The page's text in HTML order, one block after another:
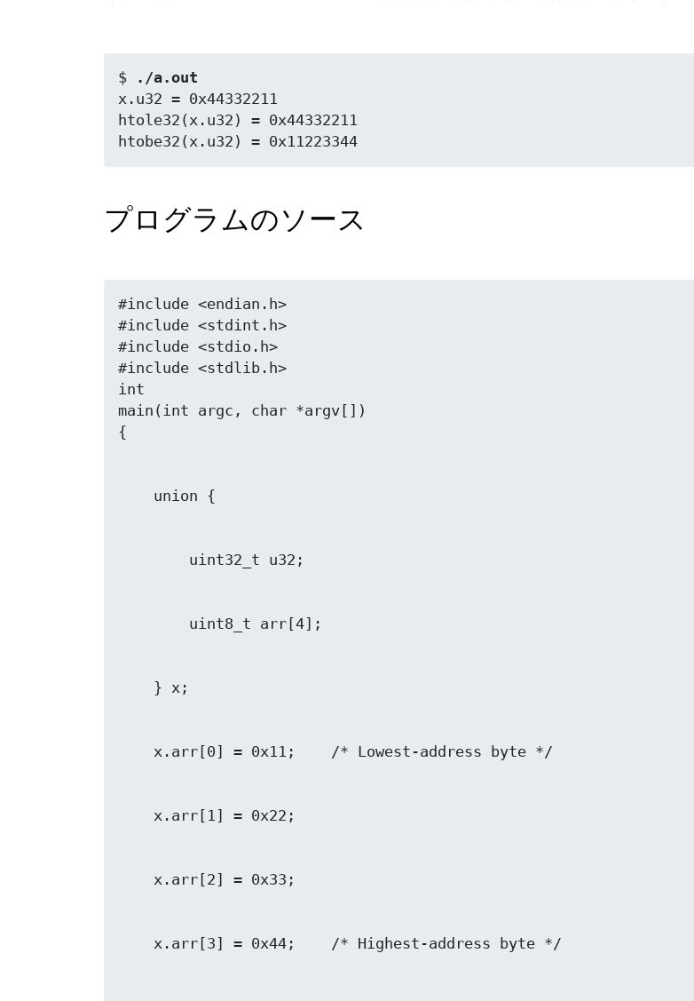
$
./a.out
x.u32 = 0x44332211
htole32(x.u32) = 0x44332211
プログラムのソース
#include <endian.h>
#include <stdint.h>
#include <stdio.h>
#include <stdlib.h>
int
main(int argc, char *argv[])